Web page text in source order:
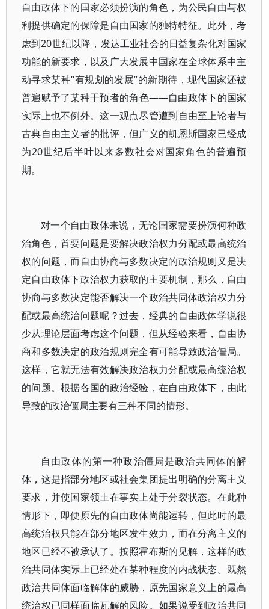
自由政体下的国家必须扮演的角色，为公民自由与权
利提供确定的保障是自由国家的独特特征。此外，考
虑到20世纪以降，发达工业社会的日益复杂化对国家
功能的新要求，以及广大发展中国家在全球体系中主
动寻求某种“有规划的发展”的新期待，现代国家还被
普遍赋予了某种干预者的角色——自由政体下的国家
实际上也不例外。这一观点尽管遭到自由至上论者与
古典自由主义者的批评，但广义的凯恩斯国家已经成
为20世纪后半叶以来多数社会对国家角色的普遍预
期。
对一个自由政体来说，无论国家需要扮演何种政
治角色，首要问题是要解决政治权力分配或最高统治
权的问题，而自由协商与多数决定的政治规则又是决
定自由政体下政治权力获取的主要机制，那么，自由
协商与多数决定能否解决一个政治共同体政治权力分
配或最高统治问题呢？过去，经典的自由政体学说很
少从理论层面考虑这个问题，但从经验来看，自由协
商和多数决定的政治规则完全有可能导致政治僵局。
这样，它就无法有效解决政治权力分配或最高统治权
的问题。根据各国的政治经验，在自由政体下，由此
导致的政治僵局主要有三种不同的情形。
自由政体的第一种政治僵局是政治共同体的解
体，这是指部分地区或社会集团提出明确的分离主义
要求，并使国家领土在事实上处于分裂状态。在此种
情形下，即便原先的自由政体尚能运转，但此时的最
高统治权只能在部分地区发生效力，而在分离主义的
地区已经不被承认了。按照霍布斯的见解，这样的政
治共同体实际上已经处在某种程度的内战状态。既然
政治共同体面临解体的威胁，原先国家意义上的最高
统治权已同样面临瓦解的风险。如果说受到政治共同